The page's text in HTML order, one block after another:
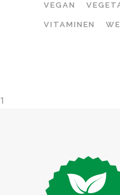
VEGAN
VITAMINEN
1